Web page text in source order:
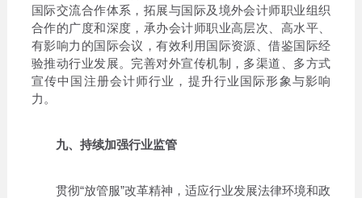
国际交流合作体系，拓展与国际及境外会计师职业组织
合作的广度和深度，承办会计师职业高层次、高水平、
有影响力的国际会议，有效利用国际资源、借鉴国际经
验推动行业发展。完善对外宣传机制，多渠道、多方式
宣传中国注册会计师行业，提升行业国际形象与影响
力。
九、持续加强行业监管
贯彻“放管服”改革精神，适应行业发展法律环境和政